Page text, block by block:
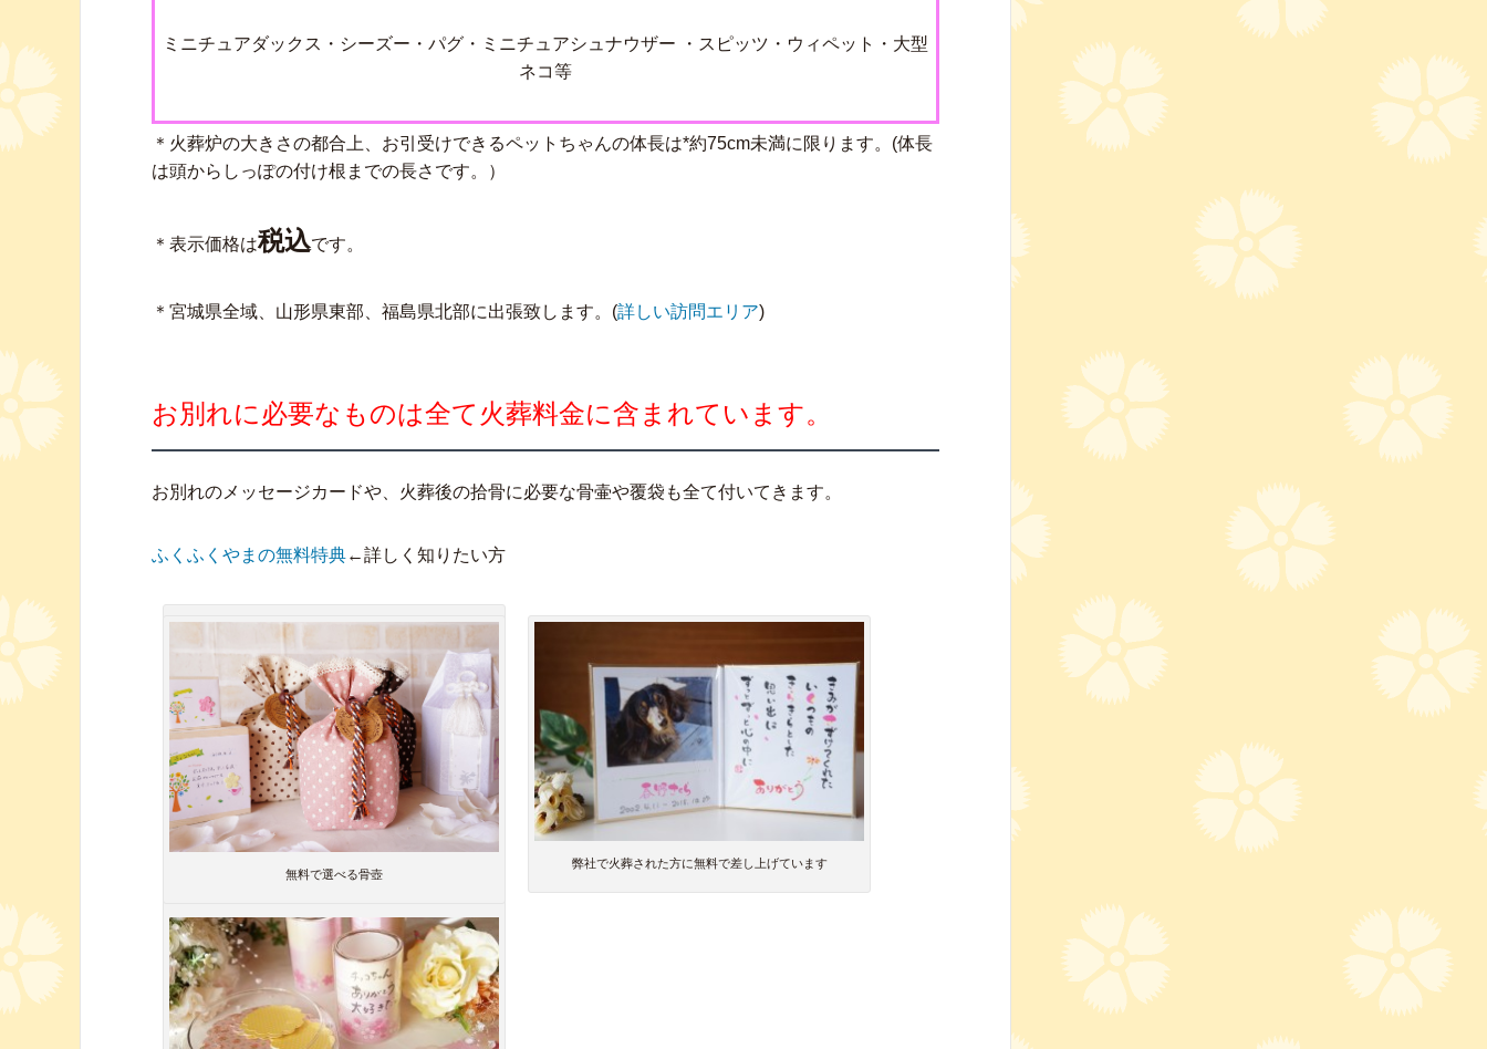
ミニチュアダックス・シーズー・パグ・ミニチュアシュナウザー ・スピッツ・ウィペット・大型
ネコ等
＊火葬炉の大きさの都合上、お引受けできるペットちゃんの体長は*約75cm未満に限ります。(体長
は頭からしっぽの付け根までの長さです。）
＊表示価格は税込です。
＊宮城県全域、山形県東部、福島県北部に出張致します。(詳しい訪問エリア)
お別れに必要なものは全て火葬料金に含まれています。
お別れのメッセージカードや、火葬後の拾骨に必要な骨壷や覆袋も全て付いてきます。
ふくふくやまの無料特典←詳しく知りたい方
無料で選べる骨壺
弊社で火葬された方に無料で差し上げています